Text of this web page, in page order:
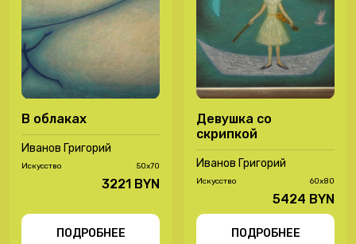
В облаках
Иванов Григорий
Иcкусство 50х70
3221 BYN
ПОДРОБНЕЕ
Девушка со
скрипкой
Иванов Григорий
Иcкусство 60х80
5424 BYN
ПОДРОБНЕЕ